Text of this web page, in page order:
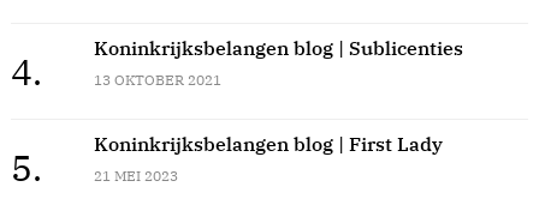
4.
Koninkrijksbelangen blog | Sublicenties
13 OKTOBER 2021
5.
Koninkrijksbelangen blog | First Lady
21 MEI 2023